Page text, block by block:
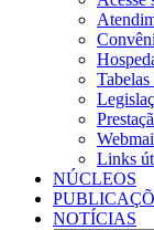
Links
NÚCLEOS
NOTÍCIAS